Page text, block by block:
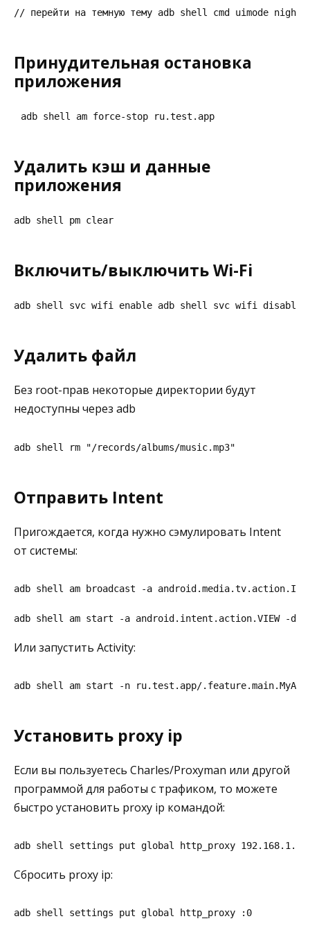
// перейти на темную тему adb shell cmd uimode
Принудительная остановка
приложения
adb shell am force-stop ru.test.app
Удалить кэш и данные
приложения
adb shell pm clear
Включить/выключить Wi-Fi
adb shell svc wifi enable adb shell svc wifi disable
Удалить файл
Без root-прав некоторые директории будут
недоступны через adb
adb shell rm "/records/albums/music.mp3"
Отправить Intent
Пригождается, когда нужно сэмулировать Intent
от системы:
adb shell am broadcast -a
adb shell am start -a android.intent.action.VIEW -d
Или запустить Activity:
adb shell am start -n ru.test.app/
Установить proxy ip
Если вы пользуетесь Charles/Proxyman или другой
программой для работы с трафиком, то можете
быстро установить proxy ip командой:
adb shell settings put global http_proxy
Сбросить proxy ip:
adb shell settings put global http_proxy :0